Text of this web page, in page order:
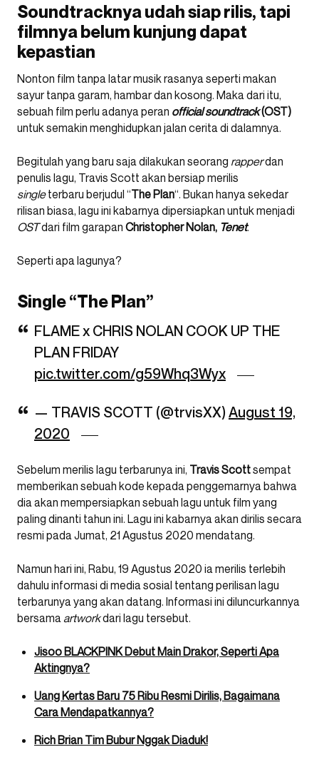
Soundtracknya udah siap rilis, tapi
filmnya belum kunjung dapat
kepastian
Nonton film tanpa latar musik rasanya seperti makan
sayur tanpa garam, hambar dan kosong. Maka dari itu,
sebuah film perlu adanya peran official soundtrack(OST)
untuk semakin menghidupkan jalan cerita di dalamnya.
Begitulah yang baru saja dilakukan seorang rapperdan
penulis lagu, Travis Scott akan bersiap merilis
singleterbaru berjudul “The Plan“. Bukan hanya sekedar
rilisan biasa, lagu ini kabarnya dipersiapkan untuk menjadi
OSTdari film garapan Christopher Nolan, Tenet.
Seperti apa lagunya?
Single “The Plan”
FLAME x CHRIS NOLAN COOK UP THE
PLAN FRIDAY
pic.twitter.com/g59Whq3Wyx
— TRAVIS SCOTT (@trvisXX) August 19,
2020
Sebelum merilis lagu terbarunya ini, Travis Scottsempat
memberikan sebuah kode kepada penggemarnya bahwa
dia akan mempersiapkan sebuah lagu untuk film yang
paling dinanti tahun ini. Lagu ini kabarnya akan dirilis secara
resmi pada Jumat, 21 Agustus 2020 mendatang.
Namun hari ini, Rabu, 19 Agustus 2020 ia merilis terlebih
dahulu informasi di media sosial tentang perilisan lagu
terbarunya yang akan datang. Informasi ini diluncurkannya
bersama artworkdari lagu tersebut.
Jisoo BLACKPINK Debut Main Drakor, Seperti Apa
Aktingnya?
Uang Kertas Baru 75 Ribu Resmi Dirilis, Bagaimana
Cara Mendapatkannya?
Rich Brian Tim Bubur Nggak Diaduk!